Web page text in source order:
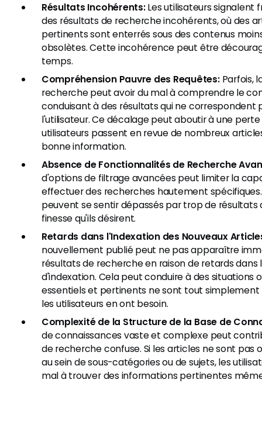
Résultats Incohérents:Les utilisateurs signalent
des résultats de recherche incohérents, où des
pertinents sont enterrés sous des contenus
obsolètes. Cette incohérence peut être
temps.
Compréhension Pauvre des Requêtes:Parfois,
recherche peut avoir du mal à comprendre le
conduisant à des résultats qui ne correspondent
l'utilisateur. Ce décalage peut aboutir à une
utilisateurs passent en revue de nombreux
bonne information.
Absence de Fonctionnalités de Recherche
d'options de filtrage avancées peut limiter la
effectuer des recherches hautement spécifiques.
peuvent se sentir dépassés par trop de résultats
finesse qu'ils désirent.
Retards dans l'Indexation des Nouveaux
nouvellement publié peut ne pas apparaître
résultats de recherche en raison de retards dans
d'indexation. Cela peut conduire à des situations
essentiels et pertinents ne sont tout simplement
les utilisateurs en ont besoin.
Complexité de la Structure de la Base de
de connaissances vaste et complexe peut
de recherche confuse. Si les articles ne sont pas
au sein de sous-catégories ou de sujets, les
mal à trouver des informations pertinentes